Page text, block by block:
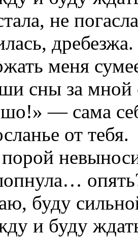
не погасла
дребезжа.
меня
сны за мной
— сама
от тебя.
буду
и буду